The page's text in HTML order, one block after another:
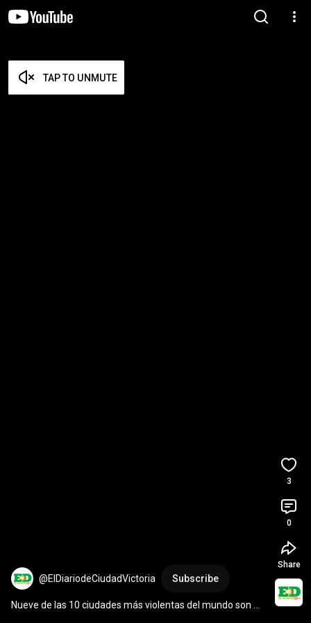
TAP TO UNMUTE
@ElDiariodeCiudadVictoria Subscribe
Nueve de las 10 ciudades más violentas del mundo son
3
0
Share